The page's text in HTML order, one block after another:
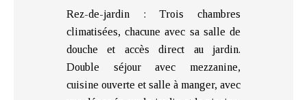
Rez-de-jardin : Trois chambres
climatisées, chacune avec sa salle de
douche et accès direct au jardin.
Double séjour avec mezzanine,
cuisine ouverte et salle à manger, avec